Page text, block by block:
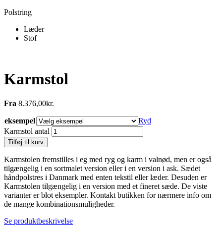
Polstring
Læder
Stof
Karmstol
Fra 8.376,00kr.
eksempel
Ryd
Karmstol antal
Tilføj til kurv
Karmstolen fremstilles i eg med ryg og karm i valnød, men er også
tilgængelig i en sortmalet version eller i en version i ask. Sædet
håndpolstres i Danmark med enten tekstil eller læder. Desuden er
Karmstolen tilgængelig i en version med et fineret sæde. De viste
varianter er blot eksempler. Kontakt butikken for nærmere info om
de mange kombinationsmuligheder.
Se produktbeskrivelse